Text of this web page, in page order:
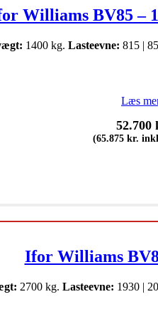
Williams BV85 –
1400 kg. Lasteevne: 815 |
Læs
52.700
(65.875 kr.
Ifor Williams
2700 kg. Lasteevne: 1930 |